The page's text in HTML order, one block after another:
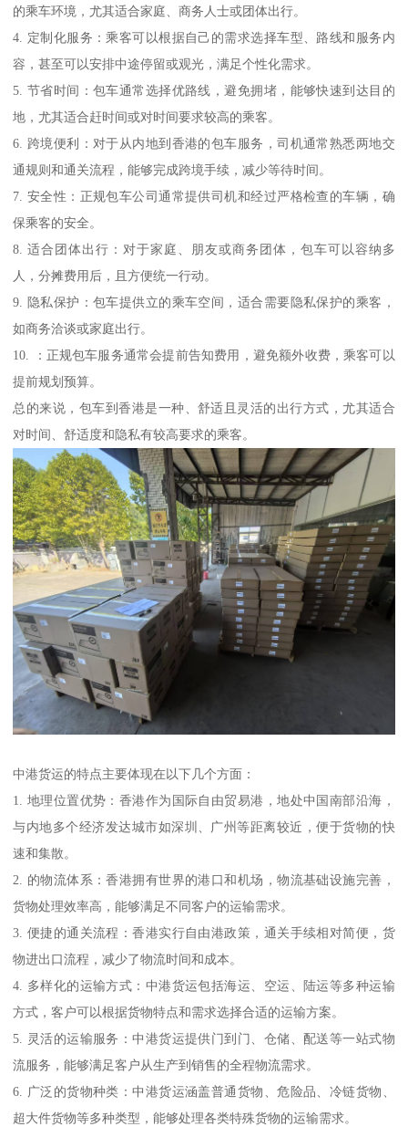
的乘车环境，尤其适合家庭、商务人士或团体出行。
4. 定制化服务：乘客可以根据自己的需求选择车型、路线和服务内
容，甚至可以安排中途停留或观光，满足个性化需求。
5. 节省时间：包车通常选择优路线，避免拥堵，能够快速到达目的
地，尤其适合赶时间或对时间要求较高的乘客。
6. 跨境便利：对于从内地到香港的包车服务，司机通常熟悉两地交
通规则和通关流程，能够完成跨境手续，减少等待时间。
7. 安全性：正规包车公司通常提供司机和经过严格检查的车辆，确
保乘客的安全。
8. 适合团体出行：对于家庭、朋友或商务团体，包车可以容纳多
人，分摊费用后，且方便统一行动。
9. 隐私保护：包车提供立的乘车空间，适合需要隐私保护的乘客，
如商务洽谈或家庭出行。
10. ：正规包车服务通常会提前告知费用，避免额外收费，乘客可以
提前规划预算。
总的来说，包车到香港是一种、舒适且灵活的出行方式，尤其适合
对时间、舒适度和隐私有较高要求的乘客。
中港货运的特点主要体现在以下几个方面：
1. 地理位置优势：香港作为国际自由贸易港，地处中国南部沿海，
与内地多个经济发达城市如深圳、广州等距离较近，便于货物的快
速和集散。
2. 的物流体系：香港拥有世界的港口和机场，物流基础设施完善，
货物处理效率高，能够满足不同客户的运输需求。
3. 便捷的通关流程：香港实行自由港政策，通关手续相对简便，货
物进出口流程，减少了物流时间和成本。
4. 多样化的运输方式：中港货运包括海运、空运、陆运等多种运输
方式，客户可以根据货物特点和需求选择合适的运输方案。
5. 灵活的运输服务：中港货运提供门到门、仓储、配送等一站式物
流服务，能够满足客户从生产到销售的全程物流需求。
6. 广泛的货物种类：中港货运涵盖普通货物、危险品、冷链货物、
超大件货物等多种类型，能够处理各类特殊货物的运输需求。